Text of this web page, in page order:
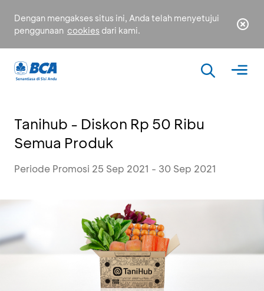
Dengan mengakses situs ini, Anda telah menyetujui
penggunaan cookies dari kami.
Tanihub - Diskon Rp 50 Ribu
Semua Produk
Periode Promosi 25 Sep 2021 - 30 Sep 2021